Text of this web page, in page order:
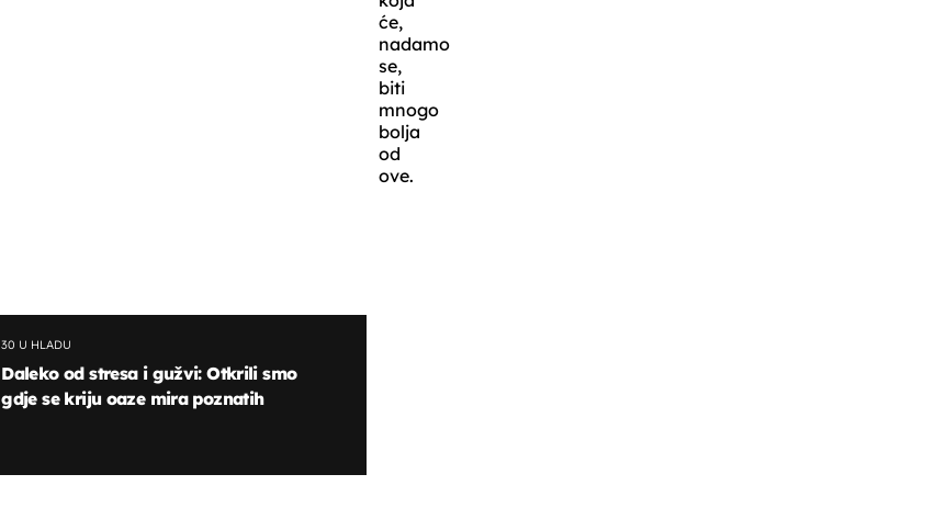
će,
nadamo
se,
biti
mnogo
bolja
od
ove.
30 U HLADU
Daleko od stresa i gužvi: Otkrili smo
gdje se kriju oaze mira poznatih